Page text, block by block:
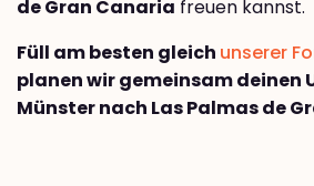
de Gran Canaria freuen kannst.
Füll am besten gleich unserer
planen wir gemeinsam deinen
Münster nach Las Palmas de